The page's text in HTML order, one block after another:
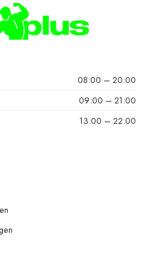
08:00 – 20:00
09:00 – 21:00
13:00 – 22:00